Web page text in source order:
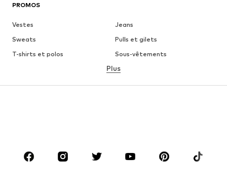
PROMOS
Vestes
Jeans
Sweats
Pulls et gilets
T-shirts et polos
Sous-vêtements
Chemises
VÊTEMENTS
Plus